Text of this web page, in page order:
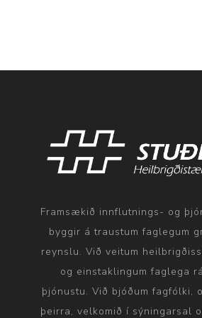
Framsækið innflutnings- og
byggir á traustum faglegum
reynslu. Við veitum
og einstaklingum faglega
þjónustu. Við bjóðum fagfólki,
þeirra, velkomið í sýningarsal